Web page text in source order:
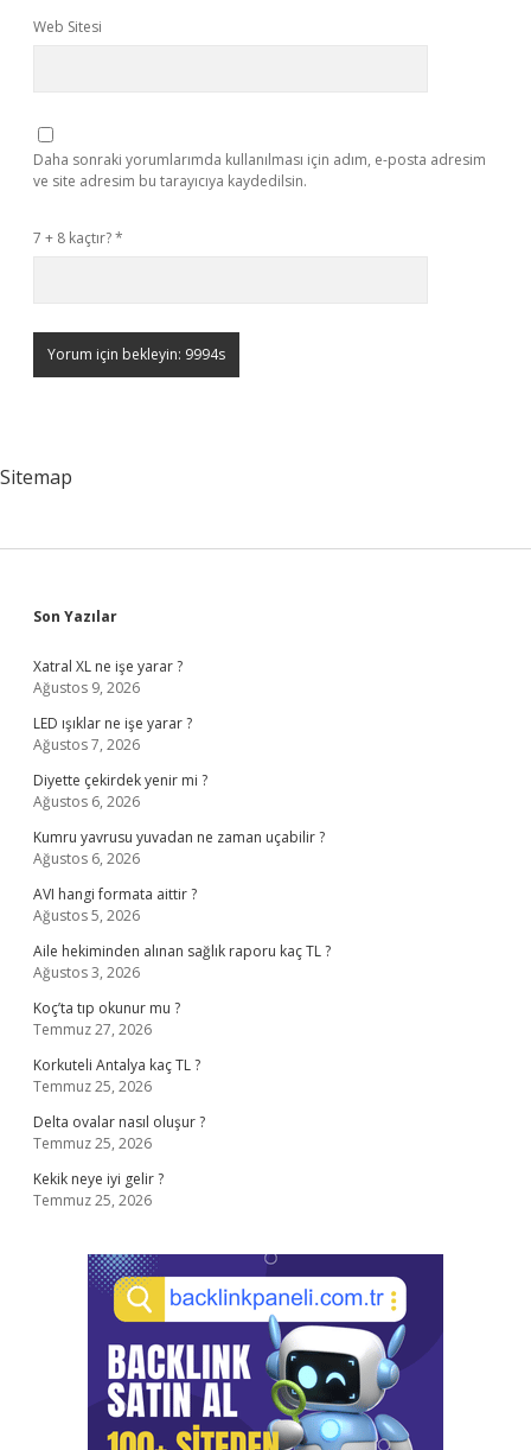
Web Sitesi
Daha sonraki yorumlarımda kullanılması için adım, e-posta adresim
ve site adresim bu tarayıcıya kaydedilsin.
7 + 8 kaçtır?*
Sitemap
Sidebar
Son Yazılar
Xatral XL ne işe yarar ?
Ağustos 9, 2026
LED ışıklar ne işe yarar ?
Ağustos 7, 2026
Diyette çekirdek yenir mi ?
Ağustos 6, 2026
Kumru yavrusu yuvadan ne zaman uçabilir ?
Ağustos 6, 2026
AVI hangi formata aittir ?
Ağustos 5, 2026
Aile hekiminden alınan sağlık raporu kaç TL ?
Ağustos 3, 2026
Koç’ta tıp okunur mu ?
Temmuz 27, 2026
Korkuteli Antalya kaç TL ?
Temmuz 25, 2026
Delta ovalar nasıl oluşur ?
Temmuz 25, 2026
Kekik neye iyi gelir ?
Temmuz 25, 2026